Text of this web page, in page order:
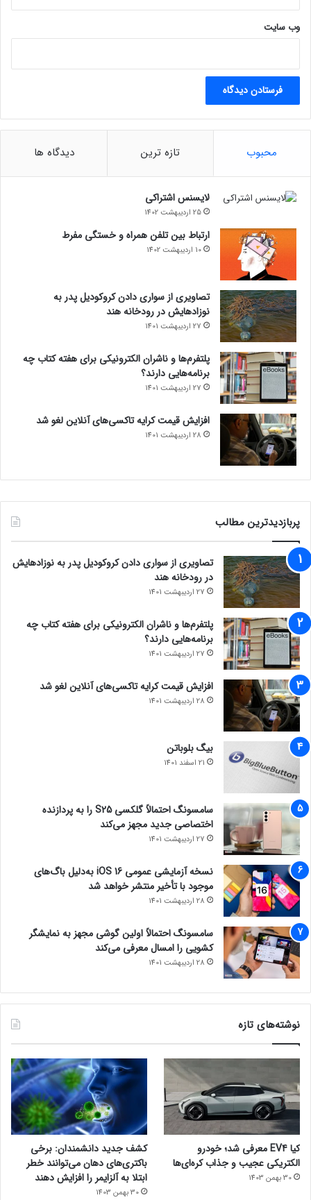
وب‌ سایت
محبوب تازه ترین دیدگاه ها
لایسنس اشتراکی
25 اردیبهشت 1402
ارتباط بین تلفن همراه و خستگی مفرط
10 اردیبهشت 1402
تصاویری از سواری دادن کروکودیل پدر به
نوزادهایش در رودخانه هند
27 اردیبهشت 1401
پلتفرم‌ها و ناشران الکترونیکی برای هفته کتاب چه
برنامه‌هایی دارند؟
27 اردیبهشت 1401
افزایش قیمت کرایه تاکسی‌های آنلاین لغو شد
28 اردیبهشت 1401
پربازدیدترین مطالب
تصاویری از سواری دادن کروکودیل پدر به نوزادهایش
در رودخانه هند
27 اردیبهشت 1401
پلتفرم‌ها و ناشران الکترونیکی برای هفته کتاب چه
برنامه‌هایی دارند؟
27 اردیبهشت 1401
افزایش قیمت کرایه تاکسی‌های آنلاین لغو شد
28 اردیبهشت 1401
بیگ بلوباتن
21 اسفند 1401
سامسونگ احتمالاً گلکسی S25 را به پردازنده
اختصاصی جدید مجهز می‌کند
27 اردیبهشت 1401
نسخه آزمایشی عمومی iOS 16 به‌دلیل باگ‌های
موجود با تأخیر منتشر خواهد شد
28 اردیبهشت 1401
سامسونگ احتمالاً اولین گوشی مجهز به نمایشگر
کشویی را امسال معرفی می‌کند
28 اردیبهشت 1401
نوشته‌های تازه
کیا EV4 معرفی شد؛ خودرو
الکتریکی عجیب و جذاب کره‌ای‌ها
30 بهمن 1403
کشف جدید دانشمندان: برخی
باکتری‌های دهان می‌توانند خطر
ابتلا به آلزایمر را افزایش دهند
30 بهمن 1403